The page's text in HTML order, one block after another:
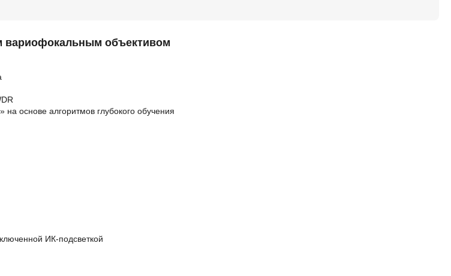
вариофокальным объективом
основе алгоритмов глубокого обучения
ИК-подсветкой